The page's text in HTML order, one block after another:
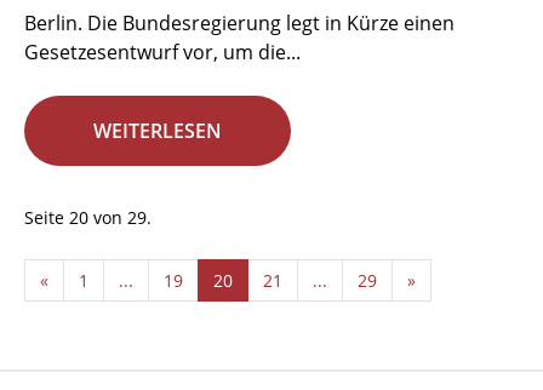
Berlin. Die Bundesregierung legt in Kürze einen
Gesetzesentwurf vor, um die...
WEITERLESEN
Seite 20 von 29.
« 1 ... 19 20 21 ... 29 »